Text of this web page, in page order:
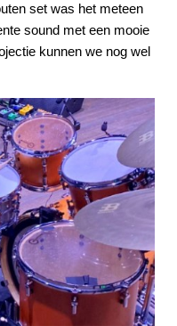
set was het meteen
sound met een mooie
kunnen we nog wel